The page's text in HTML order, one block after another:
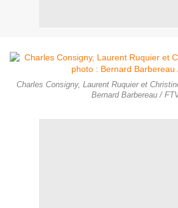
Charles Consigny, Laurent Ruquier et
Bernard Barbereau /